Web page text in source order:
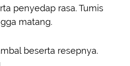
penyedap rasa. Tumis
matang.
beserta resepnya.